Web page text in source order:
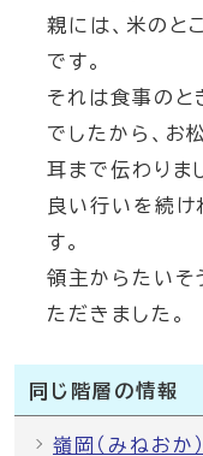
親には、米のと
です。
それは食事のと
でしたから、お
耳まで伝わりま
良い行いを続け
す。
領主からたいそ
ただきました。
同じ階層の情報
嶺岡（みねおか